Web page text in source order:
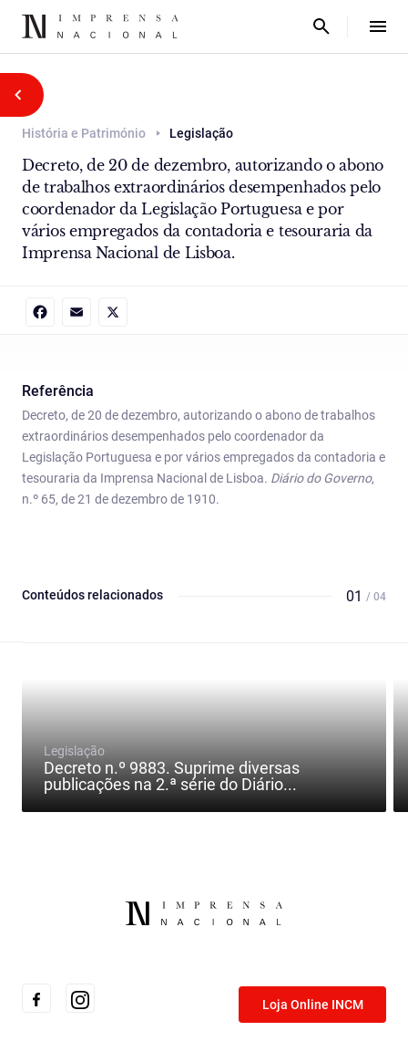
História e Património Legislação
Decreto, de 20 de dezembro, autorizando o abono
de trabalhos extraordinários desempenhados pelo
coordenador da Legislação Portuguesa e por
vários empregados da contadoria e tesouraria da
Imprensa Nacional de Lisboa.
Referência
Decreto, de 20 de dezembro, autorizando o abono de trabalhos
extraordinários desempenhados pelo coordenador da
Legislação Portuguesa e por vários empregados da contadoria e
tesouraria da Imprensa Nacional de Lisboa. Diário do Governo,
n.º 65, de 21 de dezembro de 1910.
Conteúdos relacionados 01 / 04
Legislação
Decreto n.º 9883. Suprime diversas
publicações na 2.ª série do Diário...
Loja Online INCM